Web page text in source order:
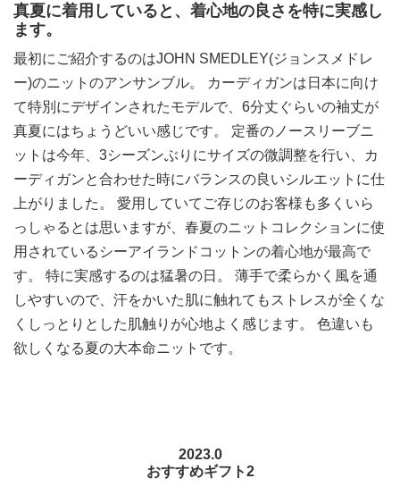
真夏に着用していると、着心地の良さを特に実感し
ます。
最初にご紹介するのはJOHN SMEDLEY(ジョンスメドレ
ー)のニットのアンサンブル。 カーディガンは日本に向け
て特別にデザインされたモデルで、6分丈ぐらいの袖丈が
真夏にはちょうどいい感じです。 定番のノースリーブニ
ットは今年、3シーズンぶりにサイズの微調整を行い、カ
ーディガンと合わせた時にバランスの良いシルエットに仕
上がりました。 愛用していてご存じのお客様も多くいら
っしゃるとは思いますが、春夏のニットコレクションに使
用されているシーアイランドコットンの着心地が最高で
す。 特に実感するのは猛暑の日。 薄手で柔らかく風を通
しやすいので、汗をかいた肌に触れてもストレスが全くな
くしっとりとした肌触りが心地よく感じます。 色違いも
欲しくなる夏の大本命ニットです。
2023.0
おすすめギフト2